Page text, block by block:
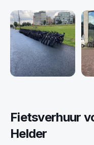
Fietsverhuur
Helder